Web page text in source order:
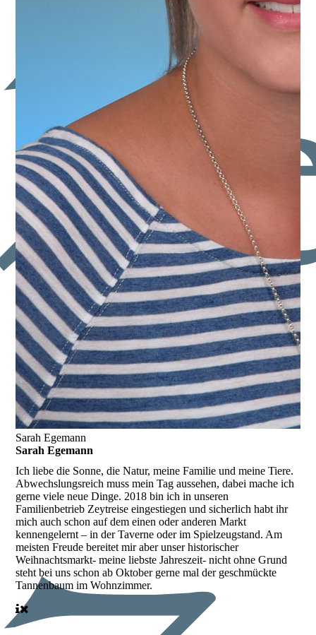
Sarah Egemann
Sarah Egemann
Ich liebe die Sonne, die Natur, meine Familie und meine Tiere.
Abwechslungsreich muss mein Tag aussehen, dabei mache ich
gerne viele neue Dinge. 2018 bin ich in unseren
Familienbetrieb Zeytreise eingestiegen und sicherlich habt ihr
mich auch schon auf dem einen oder anderen Markt
kennengelernt – in der Taverne oder im Spielzeugstand. Am
meisten Freude bereitet mir aber unser historischer
Weihnachtsmarkt- meine liebste Jahreszeit- nicht ohne Grund
steht bei uns schon ab Oktober gerne mal der geschmückte
Tannenbaum im Wohnzimmer.